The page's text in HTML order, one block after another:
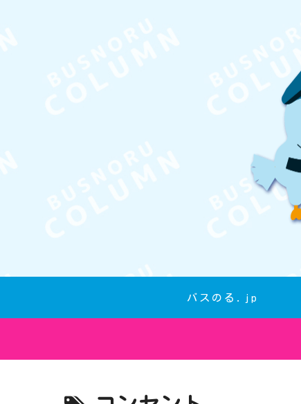
バスのる.jp